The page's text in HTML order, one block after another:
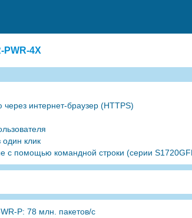
PWR-4X
через интернет-браузер (HTTPS)
один клик
с помощью командной строки (серии
P: 78 млн. пакетов/с